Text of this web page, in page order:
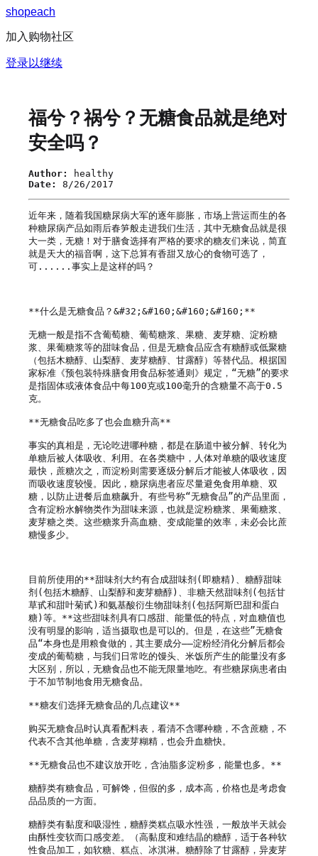
shopeach
加入购物社区
登录以继续
福兮？祸兮？无糖食品就是绝对
安全吗？
Author:
healthy
Date:
8/26/2017
近年来，随着我国糖尿病大军的逐年膨胀，市场上营运而生的各
种糖尿病产品如雨后春笋般走进我们生活，其中无糖食品就是很
大一类，无糖！对于膳食选择有严格的要求的糖友们来说，简直
就是天大的福音啊，这下总算有香甜又放心的食物可选了，
可......事实上是这样的吗？
**什么是无糖食品？&#32;&#160;&#160;&#160;**
无糖一般是指不含葡萄糖、葡萄糖浆、果糖、麦芽糖、淀粉糖
浆、果葡糖浆等的甜味食品，但是无糖食品应含有糖醇或低聚糖
（包括木糖醇、山梨醇、麦芽糖醇、甘露醇）等替代品。根据国
家标准《预包装特殊膳食用食品标签通则》规定，“无糖”的要求
是指固体或液体食品中每100克或100毫升的含糖量不高于0.5
克。
**无糖食品吃多了也会血糖升高**
事实的真相是，无论吃进哪种糖，都是在肠道中被分解、转化为
单糖后被人体吸收、利用。在各类糖中，人体对单糖的吸收速度
最快，蔗糖次之，而淀粉则需要逐级分解后才能被人体吸收，因
而吸收速度较慢。因此，糖尿病患者应尽量避免食用单糖、双
糖，以防止进餐后血糖飙升。有些号称“无糖食品”的产品里面，
含有淀粉水解物类作为甜味来源，也就是淀粉糖浆、果葡糖浆、
麦芽糖之类。这些糖浆升高血糖、变成能量的效率，未必会比蔗
糖慢多少。
目前所使用的**甜味剂大约有合成甜味剂(即糖精)、糖醇甜味
剂(包括木糖醇、山梨醇和麦芽糖醇)、非糖天然甜味剂(包括甘
草甙和甜叶菊甙)和氨基酸衍生物甜味剂(包括阿斯巴甜和蛋白
糖)等。**这些甜味剂具有口感甜、能量低的特点，对血糖值也
没有明显的影响，适当摄取也是可以的。但是，在这些”无糖食
品“本身也是用粮食做的，其主要成分——淀粉经消化分解后都会
变成的葡萄糖，与我们日常吃的馒头、米饭所产生的能量没有多
大区别，所以，无糖食品也不能无限量地吃。有些糖尿病患者由
于不加节制地食用无糖食品。
**糖友们选择无糖食品的几点建议**
购买无糖食品时认真看配料表，看清不含哪种糖，不含蔗糖，不
代表不含其他单糖，含麦芽糊精，也会升血糖快。
**无糖食品也不建议放开吃，含油脂多淀粉多，能量也多。**
糖醇类有糖食品，可解馋，但假的多，成本高，价格也是考虑食
品品质的一方面。
糖醇类有黏度和吸湿性，糖醇类糕点吸水性强，一般放半天就会
由酥性变软而口感变差。（高黏度和难结晶的糖醇，适于各种软
性食品加工，如软糖、糕点、冰淇淋。糖醇除了甘露醇，异麦芽